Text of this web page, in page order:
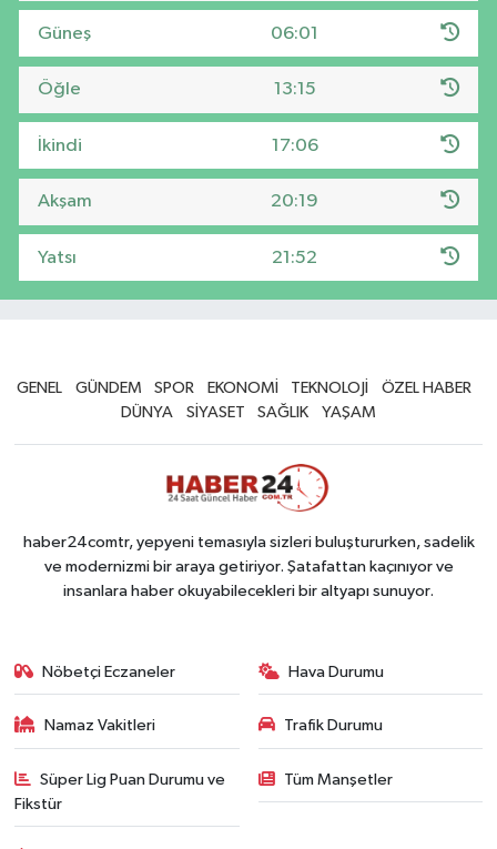
Güneş 06:01
Öğle 13:15
İkindi 17:06
Akşam 20:19
Yatsı 21:52
GENEL GÜNDEM SPOR EKONOMİ TEKNOLOJİ
ÖZEL HABER
DÜNYA
SİYASET SAĞLIK YAŞAM
haber24comtr, yepyeni temasıyla sizleri buluştururken, sadelik
ve modernizmi bir araya getiriyor. Şatafattan kaçınıyor ve
insanlara haber okuyabilecekleri bir altyapı sunuyor.
Nöbetçi Eczaneler Hava Durumu
Namaz Vakitleri Trafik Durumu
Süper Lig Puan Durumu ve
Fikstür
Tüm Manşetler